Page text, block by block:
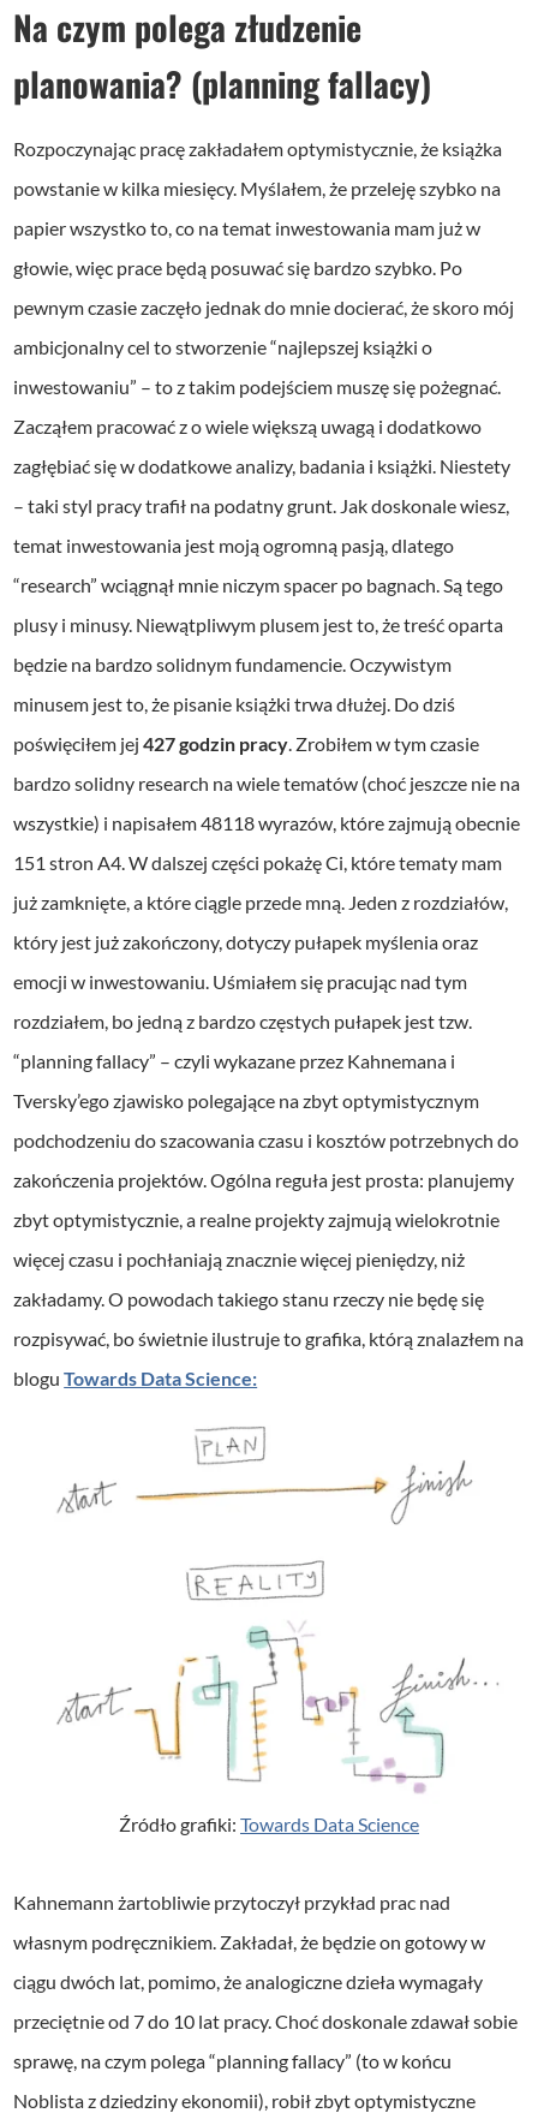
Na czym polega złudzenie
planowania? (planning fallacy)
Rozpoczynając pracę zakładałem optymistycznie, że książka
powstanie w kilka miesięcy. Myślałem, że przeleję szybko na
papier wszystko to, co na temat inwestowania mam już w
głowie, więc prace będą posuwać się bardzo szybko. Po
pewnym czasie zaczęło jednak do mnie docierać, że skoro mój
ambicjonalny cel to stworzenie “najlepszej książki o
inwestowaniu” – to z takim podejściem muszę się pożegnać.
Zacząłem pracować z o wiele większą uwagą i dodatkowo
zagłębiać się w dodatkowe analizy, badania i książki. Niestety
– taki styl pracy trafił na podatny grunt. Jak doskonale wiesz,
temat inwestowania jest moją ogromną pasją, dlatego
“research” wciągnął mnie niczym spacer po bagnach. Są tego
plusy i minusy. Niewątpliwym plusem jest to, że treść oparta
będzie na bardzo solidnym fundamencie. Oczywistym
minusem jest to, że pisanie książki trwa dłużej. Do dziś
poświęciłem jej427 godzin pracy. Zrobiłem w tym czasie
bardzo solidny research na wiele tematów (choć jeszcze nie na
wszystkie) i napisałem 48118 wyrazów, które zajmują obecnie
151 stron A4. W dalszej części pokażę Ci, które tematy mam
już zamknięte, a które ciągle przede mną. Jeden z rozdziałów,
który jest już zakończony, dotyczy pułapek myślenia oraz
emocji w inwestowaniu. Uśmiałem się pracując nad tym
rozdziałem, bo jedną z bardzo częstych pułapek jest tzw.
“planning fallacy” – czyli wykazane przez Kahnemana i
Tversky’ego zjawisko polegające na zbyt optymistycznym
podchodzeniu do szacowania czasu i kosztów potrzebnych do
zakończenia projektów. Ogólna reguła jest prosta: planujemy
zbyt optymistycznie, a realne projekty zajmują wielokrotnie
więcej czasu i pochłaniają znacznie więcej pieniędzy, niż
zakładamy. O powodach takiego stanu rzeczy nie będę się
rozpisywać, bo świetnie ilustruje to grafika, którą znalazłem na
bloguTowards Data Science:
Źródło grafiki: Towards Data Science
Kahnemann żartobliwie przytoczył przykład prac nad
własnym podręcznikiem. Zakładał, że będzie on gotowy w
ciągu dwóch lat, pomimo, że analogiczne dzieła wymagały
przeciętnie od 7 do 10 lat pracy. Choć doskonale zdawał sobie
sprawę, na czym polega “planning fallacy” (to w końcu
Noblista z dziedziny ekonomii), robił zbyt optymistyczne